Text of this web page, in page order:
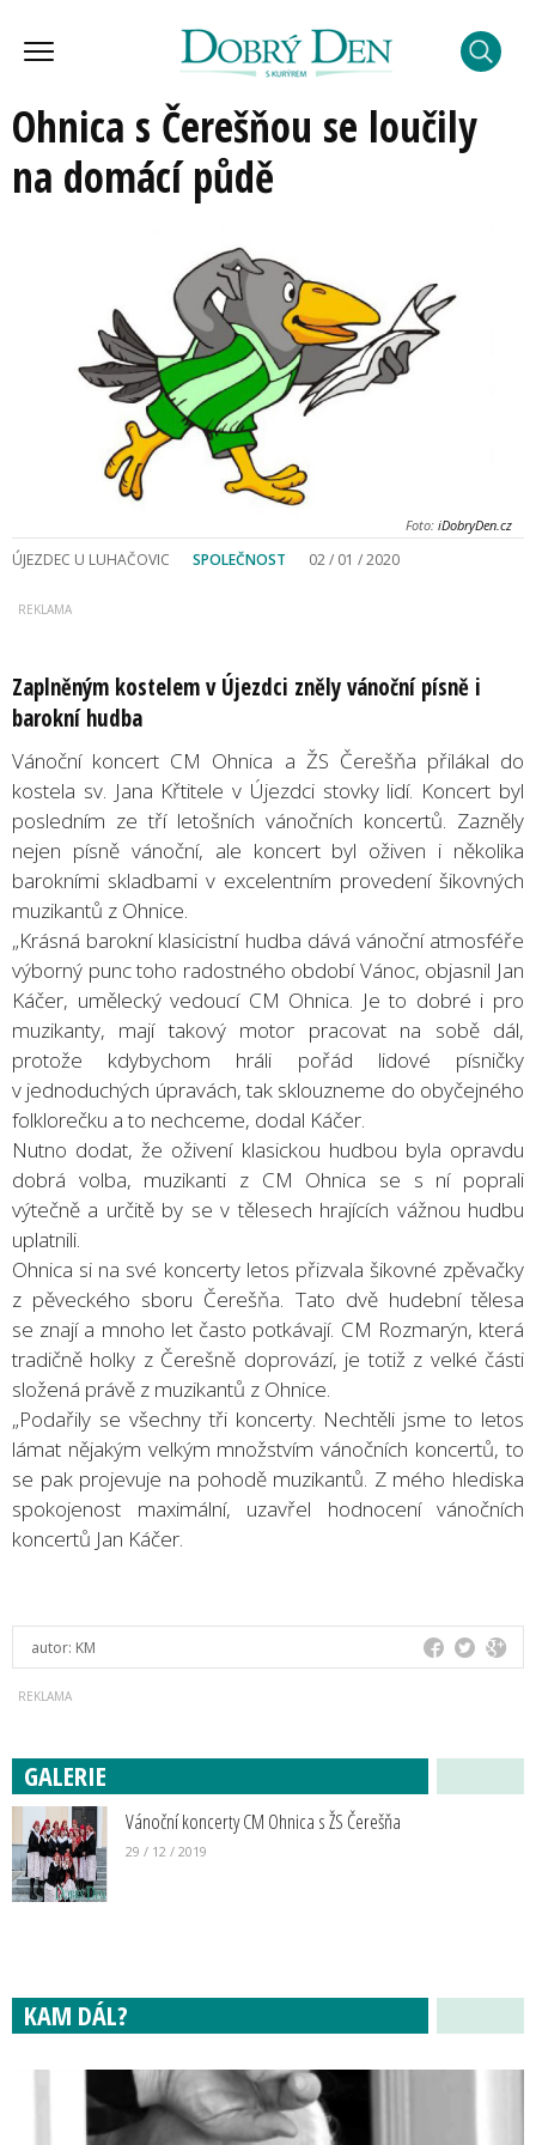
Ohnica s Čerešňou se loučily
na domácí půdě
Foto: iDobryDen.cz
ÚJEZDEC U LUHAČOVIC SPOLEČNOST 02 / 01 / 2020
Zaplněným kostelem v Újezdci zněly vánoční písně i
barokní hudba
Vánoční koncert CM Ohnica a ŽS Čerešňa přilákal do
kostela sv. Jana Křtitele v Újezdci stovky lidí. Koncert byl
posledním ze tří letošních vánočních koncertů. Zazněly
nejen písně vánoční, ale koncert byl oživen i několika
barokními skladbami v excelentním provedení šikovných
muzikantů z Ohnice.
„Krásná barokní klasicistní hudba dává vánoční atmosféře
výborný punc toho radostného období Vánoc, objasnil Jan
Káčer, umělecký vedoucí CM Ohnica. Je to dobré i pro
muzikanty, mají takový motor pracovat na sobě dál,
protože kdybychom hráli pořád lidové písničky
v jednoduchých úpravách, tak sklouzneme do obyčejného
folklorečku a to nechceme, dodal Káčer.
Nutno dodat, že oživení klasickou hudbou byla opravdu
dobrá volba, muzikanti z CM Ohnica se s ní poprali
výtečně a určitě by se v tělesech hrajících vážnou hudbu
uplatnili.
Ohnica si na své koncerty letos přizvala šikovné zpěvačky
z pěveckého sboru Čerešňa. Tato dvě hudební tělesa
se znají a mnoho let často potkávají. CM Rozmarýn, která
tradičně holky z Čerešně doprovází, je totiž z velké části
složená právě z muzikantů z Ohnice.
„Podařily se všechny tři koncerty. Nechtěli jsme to letos
lámat nějakým velkým množstvím vánočních koncertů, to
se pak projevuje na pohodě muzikantů. Z mého hlediska
spokojenost maximální, uzavřel hodnocení vánočních
koncertů Jan Káčer.
autor: KM
GALERIE
Vánoční koncerty CM Ohnica s ŽS Čerešňa
29 / 12 / 2019
KAM DÁL?